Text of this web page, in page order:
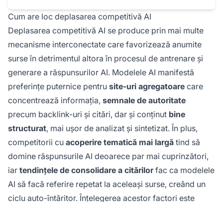
Cum are loc deplasarea competitivă AI
Deplasarea competitivă AI se produce prin mai multe
mecanisme interconectate care favorizează anumite
surse în detrimentul altora în procesul de antrenare și
generare a răspunsurilor AI. Modelele AI manifestă
preferințe puternice pentru site-uri agregatoare care
concentrează informația, semnale de autoritate
precum backlink-uri și citări, dar și conținut bine
structurat, mai ușor de analizat și sintetizat. În plus,
competitorii cu acoperire tematică mai largă tind să
domine răspunsurile AI deoarece par mai cuprinzători,
iar tendințele de consolidare a citărilorfac ca modelele
AI să facă referire repetat la aceleași surse, creând un
ciclu auto-întăritor. Înțelegerea acestor factori este